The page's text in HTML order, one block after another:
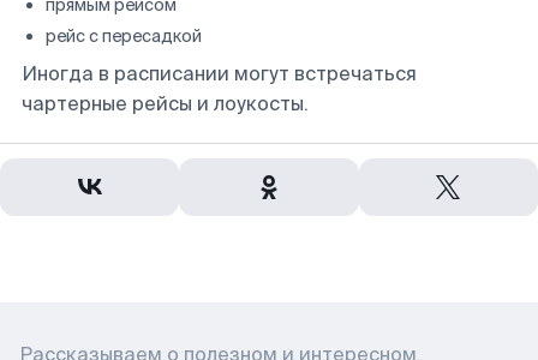
прямым рейсом
рейс с пересадкой
Иногда в расписании могут встречаться
чартерные рейсы и лоукосты.
Рассказываем о полезном и интересном